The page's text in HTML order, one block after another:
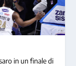
in un finale di